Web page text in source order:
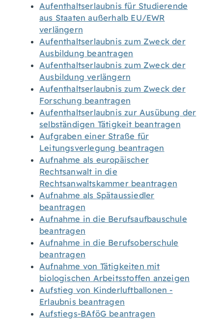
Aufenthaltserlaubnis für Studierende
aus Staaten außerhalb EU/EWR
verlängern
Aufenthaltserlaubnis zum Zweck der
Ausbildung beantragen
Aufenthaltserlaubnis zum Zweck der
Ausbildung verlängern
Aufenthaltserlaubnis zum Zweck der
Forschung beantragen
Aufenthaltserlaubnis zur Ausübung der
selbständigen Tätigkeit beantragen
Aufgraben einer Straße für
Leitungsverlegung beantragen
Aufnahme als europäischer
Rechtsanwalt in die
Rechtsanwaltskammer beantragen
Aufnahme als Spätaussiedler
beantragen
Aufnahme in die Berufsaufbauschule
beantragen
Aufnahme in die Berufsoberschule
beantragen
Aufnahme von Tätigkeiten mit
biologischen Arbeitsstoffen anzeigen
Aufstieg von Kinderluftballonen -
Erlaubnis beantragen
Aufstiegs-BAföG beantragen